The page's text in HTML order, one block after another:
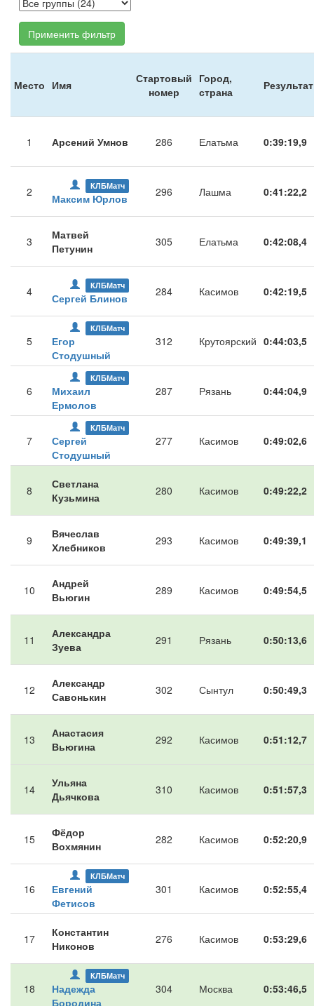
Применить фильтр
Место Имя
Стартовый
номер
Город,
страна
Результат
1 Арсений Умнов 286 Елатьма 0:39:19,9
2 КЛБМатч
Максим Юрлов 296 Лашма 0:41:22,2
3
Матвей
Петунин
305 Елатьма 0:42:08,4
4 КЛБМатч
Сергей Блинов 284 Касимов 0:42:19,5
5
КЛБМатч
Егор
Стодушный
312 Крутоярский 0:44:03,5
6
КЛБМатч
Михаил
Ермолов
287 Рязань 0:44:04,9
7
КЛБМатч
Сергей
Стодушный
277 Касимов 0:49:02,6
8
Светлана
Кузьмина
280 Касимов 0:49:22,2
9
Вячеслав
Хлебников
293 Касимов 0:49:39,1
10
Андрей
Вьюгин
289 Касимов 0:49:54,5
11
Александра
Зуева
291 Рязань 0:50:13,6
12
Александр
Савонькин
302 Сынтул 0:50:49,3
13
Анастасия
Вьюгина
292 Касимов 0:51:12,7
14
Ульяна
Дьячкова
310 Касимов 0:51:57,3
15
Фёдор
Вохмянин
282 Касимов 0:52:20,9
16
КЛБМатч
Евгений
Фетисов
301 Касимов 0:52:55,4
17
Константин
Никонов
276 Касимов 0:53:29,6
18
КЛБМатч
Надежда
Бородина
304 Москва 0:53:46,5